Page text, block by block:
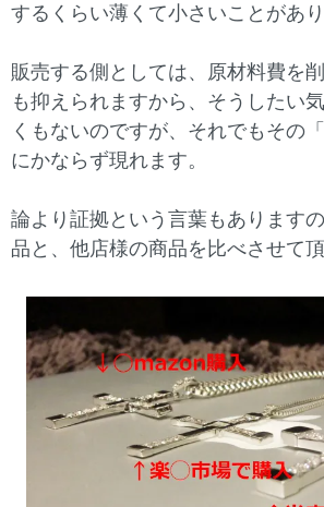
するくらい薄くて小さいことがあり
販売する側としては、原材料費を
も抑えられますから、そうしたい
くもないのですが、それでもその
にかならず現れます。
論より証拠という言葉もあります
品と、他店様の商品を比べさせて頂